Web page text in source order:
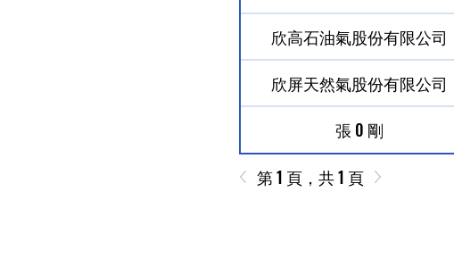
欣高石油氣股份有限公司
欣屏天然氣股份有限公司
張 0 剛
第 1 頁，共 1 頁